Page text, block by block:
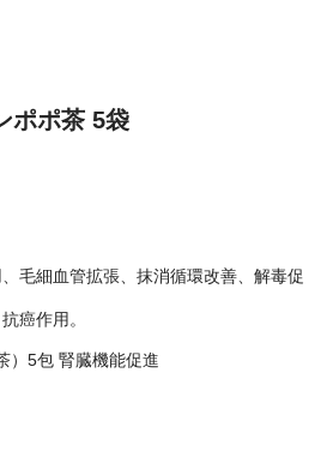
ポポ茶 5袋
毛細血管拡張、抹消循環改善、解毒促
癌作用。
）5包 腎臓機能促進